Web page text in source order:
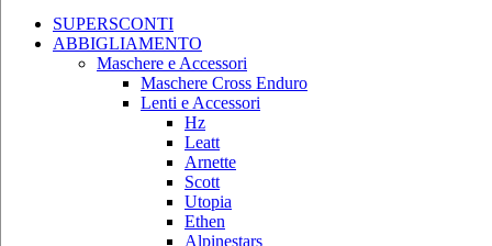
SUPERSCONTI
ABBIGLIAMENTO
Maschere e Accessori
Maschere Cross Enduro
Lenti e Accessori
Hz
Leatt
Arnette
Scott
Utopia
Ethen
Alpinestars